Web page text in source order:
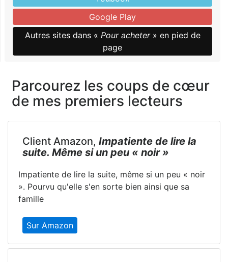
Google Play
Autres sites dans « Pour acheter» en pied de
page
Parcourez les coups de cœur
de mes premiers lecteurs
Client Amazon, Impatiente de lire la
suite. Même si un peu « noir »
Impatiente de lire la suite, même si un peu « noir
». Pourvu qu'elle s'en sorte bien ainsi que sa
famille
Sur Amazon